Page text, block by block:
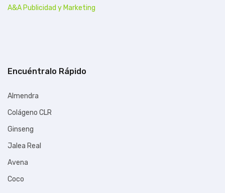
A&A Publicidad y Marketing
Encuéntralo Rápido
Almendra
Colágeno CLR
Ginseng
Jalea Real
Avena
Coco